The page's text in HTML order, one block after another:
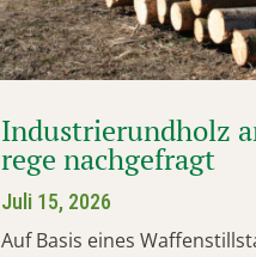
Industrierundholz
rege nachgefragt
Juli 15, 2026
Auf Basis eines